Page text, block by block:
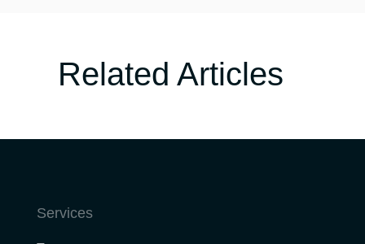
Related Articles
Services